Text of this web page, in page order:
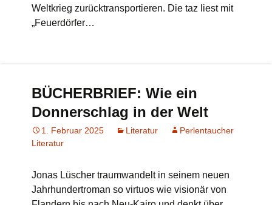
Weltkrieg zurücktransportieren. Die taz liest mit
„Feuerdörfer…
BÜCHERBRIEF: Wie ein
Donnerschlag in der Welt
1. Februar 2025 Literatur
Perlentaucher
Literatur
Jonas Lüscher traumwandelt in seinem neuen
Jahrhundertroman so virtuos wie visionär von